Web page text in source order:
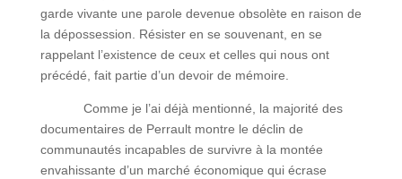
garde vivante une parole devenue obsolète en raison de
la dépossession. Résister en se souvenant, en se
rappelant l’existence de ceux et celles qui nous ont
précédé, fait partie d’un devoir de mémoire.
Comme je l’ai déjà mentionné, la majorité des
documentaires de Perrault montre le déclin de
communautés incapables de survivre à la montée
envahissante d’un marché économique qui écrase